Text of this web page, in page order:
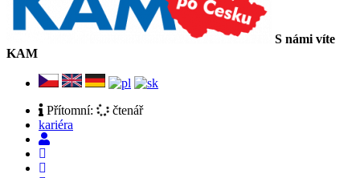
S námi víte
KAM
Přítomní:
čtenář
kariéra